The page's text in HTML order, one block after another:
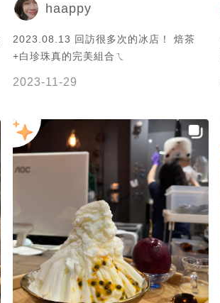
haappy
2023.08.13 回訪很多次的冰店！ 焙茶
+白珍珠真的完美組合ㄟ
2023-11-29